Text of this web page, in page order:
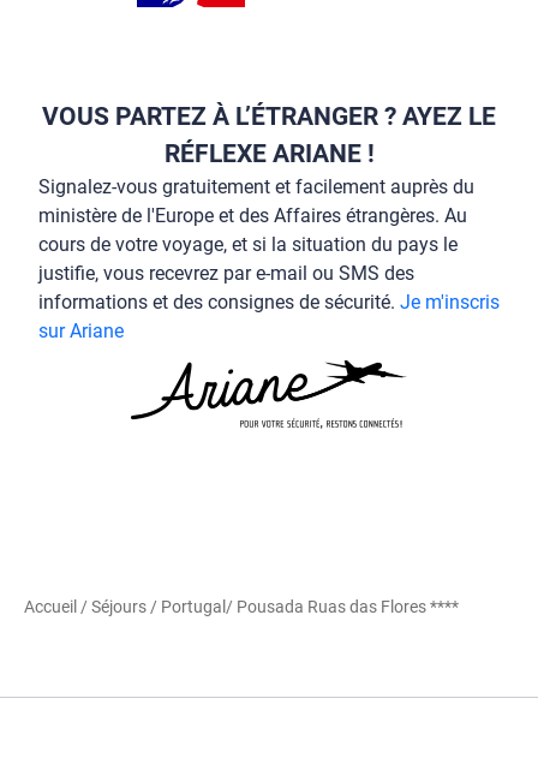
VOUS PARTEZ À L’ÉTRANGER ? AYEZ LE
RÉFLEXE ARIANE !
Signalez-vous gratuitement et facilement auprès du
ministère de l'Europe et des Affaires étrangères. Au
cours de votre voyage, et si la situation du pays le
justifie, vous recevrez par e-mail ou SMS des
informations et des consignes de sécurité. Je m'inscris
sur Ariane
Accueil /Séjours / Portugal/ Pousada Ruas das Flores ****